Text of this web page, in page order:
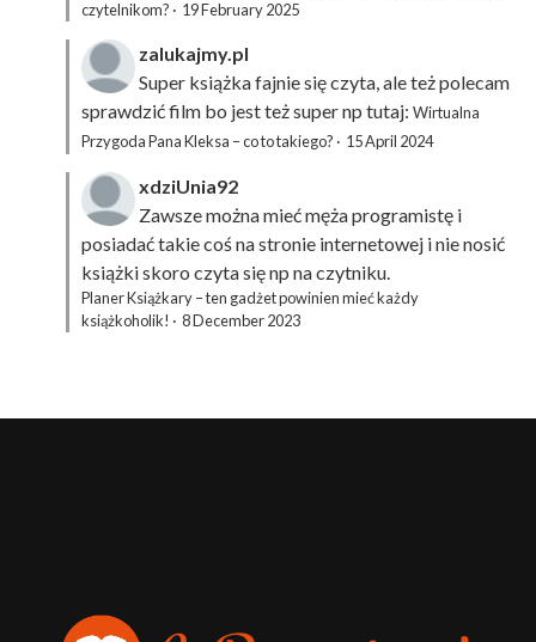
czytelnikom? · 19 February 2025
zalukajmy.pl
Super książka fajnie się czyta, ale też polecam
sprawdzić film bo jest też super np tutaj: Wirtualna
Przygoda Pana Kleksa – co to takiego? · 15 April 2024
xdziUnia92
Zawsze można mieć męża programistę i
posiadać takie coś na stronie internetowej i nie nosić
książki skoro czyta się np na czytniku.
Planer Książkary – ten gadżet powinien mieć każdy
książkoholik! · 8 December 2023